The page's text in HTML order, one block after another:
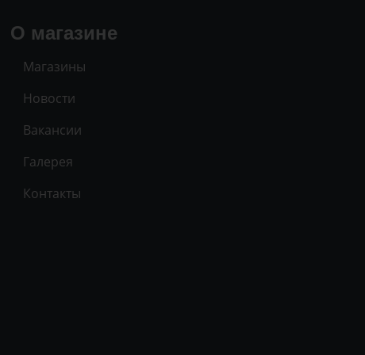
О магазине
Магазины
Новости
Вакансии
Галерея
Контакты